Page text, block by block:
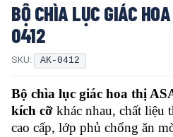
BỘ CHÌA LỤC GIÁC
0412
SKU: AK-0412
Bộ chìa lục giác hoa thị
kích cỡ khác nhau, chất liệu
cao cấp, lớp phủ chống ăn